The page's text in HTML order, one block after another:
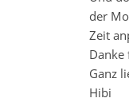
der
Zeit
Danke
Ganz
Hibi